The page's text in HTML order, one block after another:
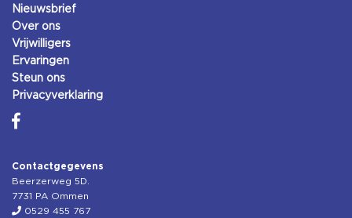
Nieuwsbrief
Over ons
Vrijwilligers
Ervaringen
Steun ons
Privacyverklaring
Contactgegevens
Beerzerweg 5D.
7731 PA Ommen
0529 455 767